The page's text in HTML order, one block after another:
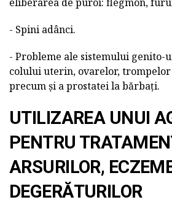
- Spini adânci.
- Probleme ale sistemului
colului uterin, ovarelor,
precum și a prostatei la bărbați.
UTILIZAREA UNUI
PENTRU
ARSURILOR,
DEGERĂTURILOR